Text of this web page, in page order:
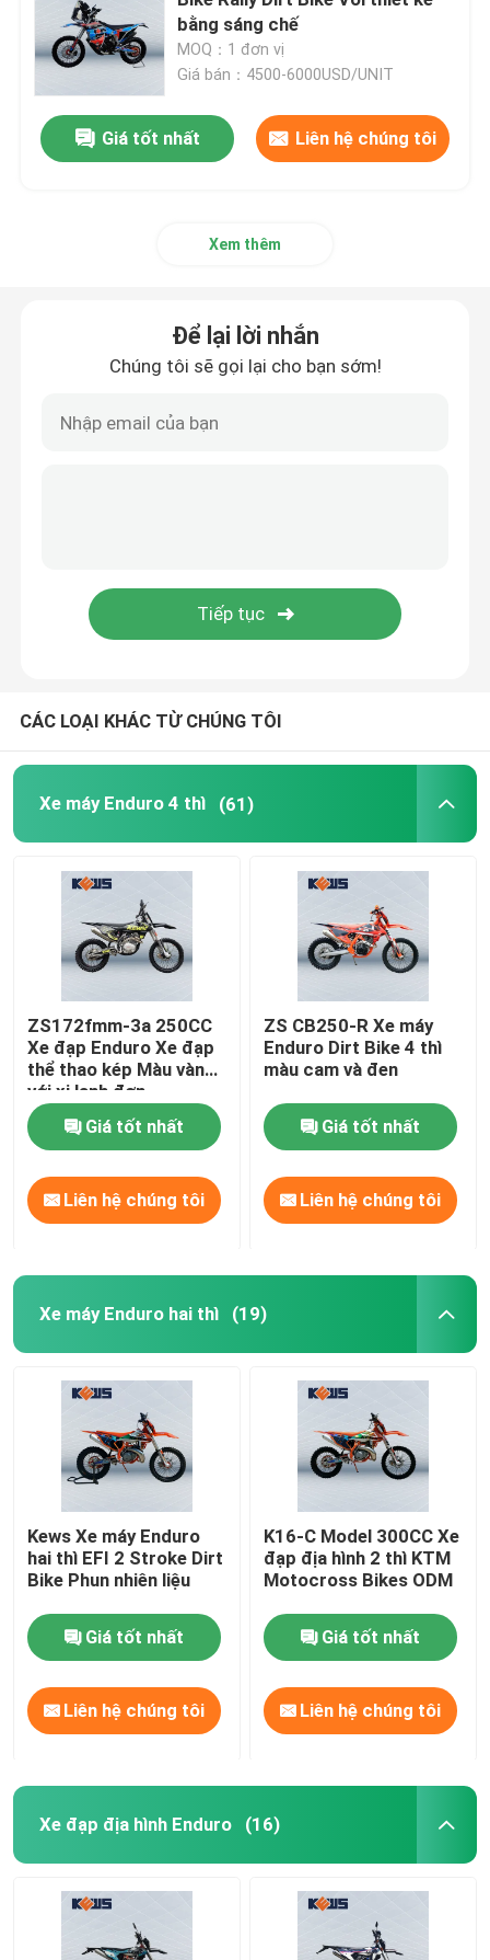
Xe đạp địa hình Enduro
Xe mô tô bốn thì
bằng sáng chế
MOQ：1 đơn vị
Giá bán：4500-6000USD/UNIT
Giá tốt nhất Liên hệ chúng tôi
Xem thêm
Để lại lời nhắn
Chúng tôi sẽ gọi lại cho bạn sớm!
CÁC LOẠI KHÁC TỪ CHÚNG TÔI
Xe máy Enduro 4 thì (61)
ZS172fmm-3a 250CC
Xe đạp Enduro Xe đạp
thể thao kép Màu vàng
với xi lanh đơn
Giá tốt nhất
Liên hệ chúng tôi
ZS CB250-R Xe máy
Enduro Dirt Bike 4 thì
màu cam và đen
Giá tốt nhất
Liên hệ chúng tôi
Xe máy Enduro hai thì (19)
Kews Xe máy Enduro
hai thì EFI 2 Stroke Dirt
Bike Phun nhiên liệu
Giá tốt nhất
Liên hệ chúng tôi
K16-C Model 300CC Xe
đạp địa hình 2 thì KTM
Motocross Bikes ODM
Giá tốt nhất
Liên hệ chúng tôi
Xe đạp địa hình Enduro (16)